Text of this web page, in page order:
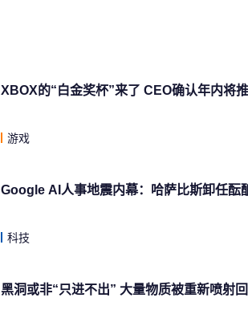
XBOX的“白金奖杯”来了 CEO确认年内将
游戏
Google AI人事地震内幕：哈萨比斯卸任酝
科技
黑洞或非“只进不出” 大量物质被重新喷射